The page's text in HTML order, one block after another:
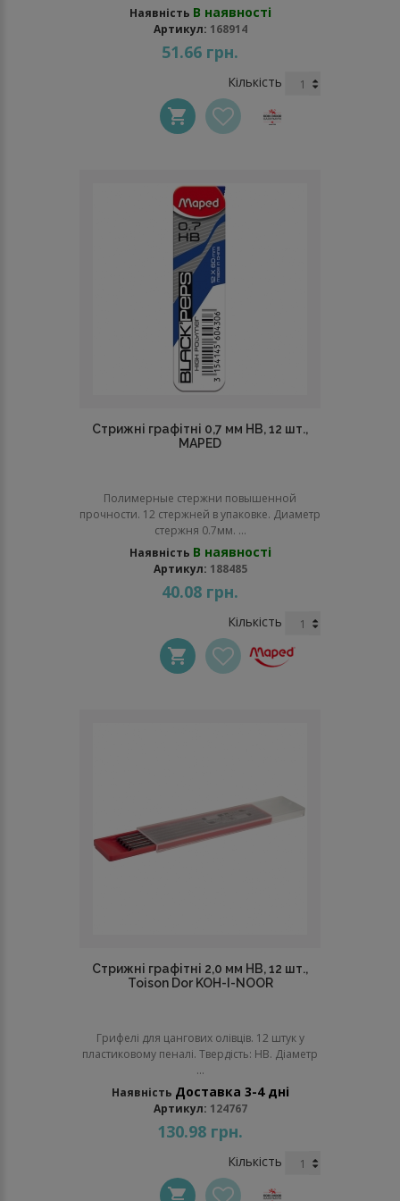
Наявність В наявності
Артикул: 168914
51.66 грн.
Кількість
Стрижні графітні 0,7 мм НВ, 12 шт.,
MAPED
Полимерные стержни повышенной
прочности. 12 стержней в упаковке. Диаметр
стержня 0.7мм. ...
Наявність В наявності
Артикул: 188485
40.08 грн.
Кількість
Стрижні графітні 2,0 мм НВ, 12 шт.,
Toison Dor KOH-I-NOOR
Грифелі для цангових олівців. 12 штук у
пластиковому пеналі. Твердість: НВ. Діаметр
...
Наявність Доставка 3-4 дні
Артикул: 124767
130.98 грн.
Кількість